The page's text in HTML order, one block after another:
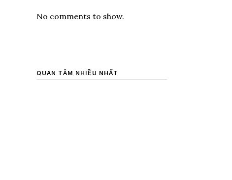
No comments to show.
QUAN TÂM NHIỀU NHẤT